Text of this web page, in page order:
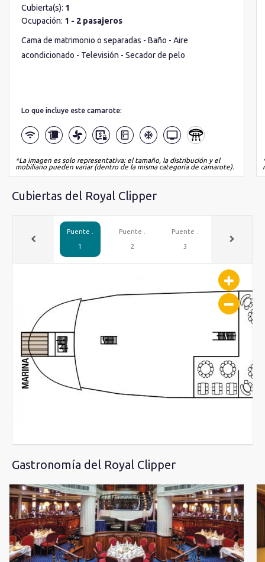
Cubierta(s): 1
Ocupación: 1 - 2 pasajeros
Cama de matrimonio o separadas - Baño - Aire
acondicionado - Televisión - Secador de pelo
Lo que incluye este camarote:
*La imagen es solo representativa: el tamaño, la distribución y el
mobiliario pueden variar (dentro de la misma categoría de camarote).
Cubiertas del Royal Clipper
Puente .
1
Puente .
2
Puente .
3
Gastronomía del Royal Clipper